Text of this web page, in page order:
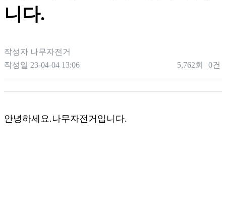
니다.
작성자 나무자전거
작성일 23-04-04 13:06 5,762회 0건
안녕하세요.나무자전거입니다.